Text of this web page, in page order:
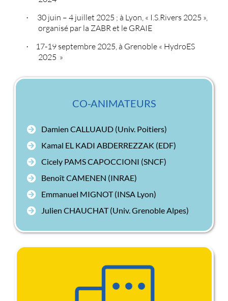
·
30 juin – 4 juillet 2025 ; à Lyon, « I.S.Rivers 2025 »,
organisé par la ZABR et le GRAIE
·
17-19 septembre 2025, à Grenoble « HydroES
2025 »
CO-ANIMATEURS
Damien CALLUAUD (Univ. Poitiers)
Kamal EL KADI ABDERREZZAK (EDF)
Cicely PAMS CAPOCCIONI (SNCF)
Benoît CAMENEN (INRAE)
Emmanuel MIGNOT (INSA Lyon)
Julien CHAUCHAT (Univ. Grenoble Alpes)